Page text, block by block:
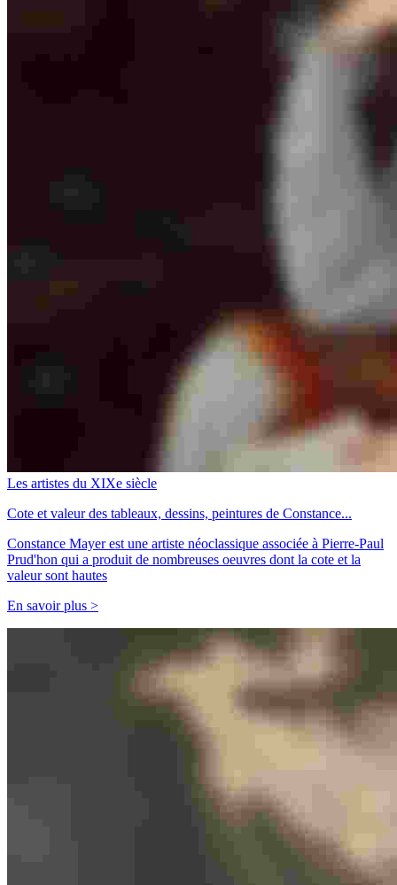
Les artistes du XIXe siècle
Cote et valeur des tableaux, dessins, peintures de Constance...
Constance Mayer est une artiste néoclassique associée à Pierre-Paul
Prud'hon qui a produit de nombreuses oeuvres dont la cote et la
valeur sont hautes
En savoir plus >